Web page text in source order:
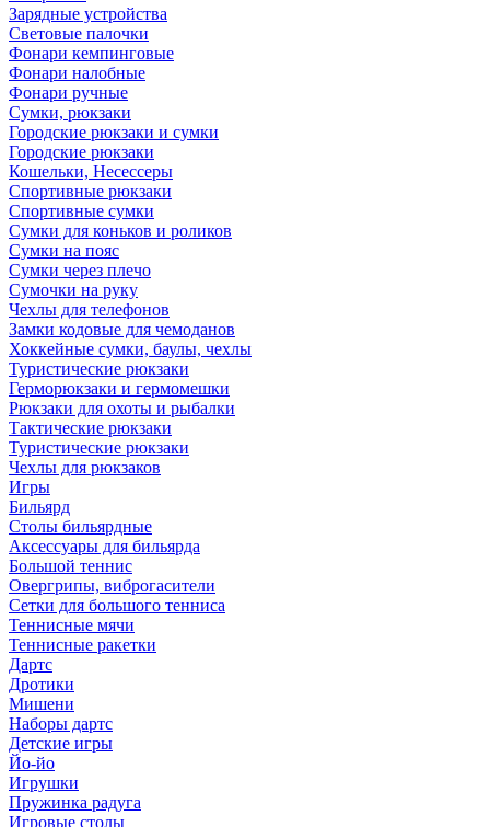
Зарядные устройства
Световые палочки
Фонари кемпинговые
Фонари налобные
Фонари ручные
Сумки, рюкзаки
Городские рюкзаки и сумки
Городские рюкзаки
Кошельки, Несессеры
Спортивные рюкзаки
Спортивные сумки
Сумки для коньков и роликов
Сумки на пояс
Сумки через плечо
Сумочки на руку
Чехлы для телефонов
Замки кодовые для чемоданов
Хоккейные сумки, баулы, чехлы
Туристические рюкзаки
Герморюкзаки и гермомешки
Рюкзаки для охоты и рыбалки
Тактические рюкзаки
Туристические рюкзаки
Чехлы для рюкзаков
Игры
Бильярд
Столы бильярдные
Аксессуары для бильярда
Большой теннис
Овергрипы, виброгасители
Сетки для большого тенниса
Теннисные мячи
Теннисные ракетки
Дартс
Дротики
Мишени
Наборы дартс
Детские игры
Йо-йо
Игрушки
Пружинка радуга
Игровые столы